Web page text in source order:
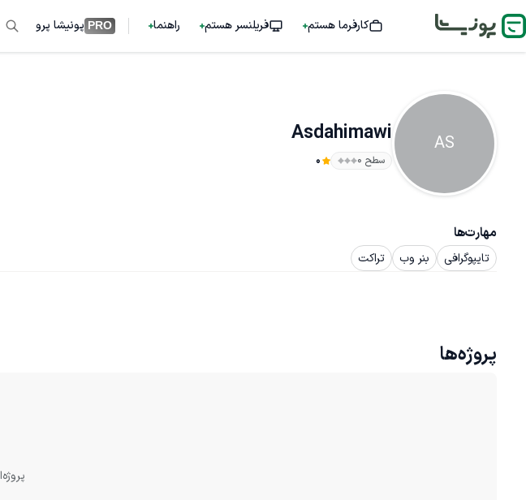
کارفرما هستم فریلنسر هستم راهنما PRO پونیشا پرو
AS
Asdahimawi
سطح ۰ 0
مهارت‌ها
تایپوگرافی بنر وب تراکت
پروژه‌ها